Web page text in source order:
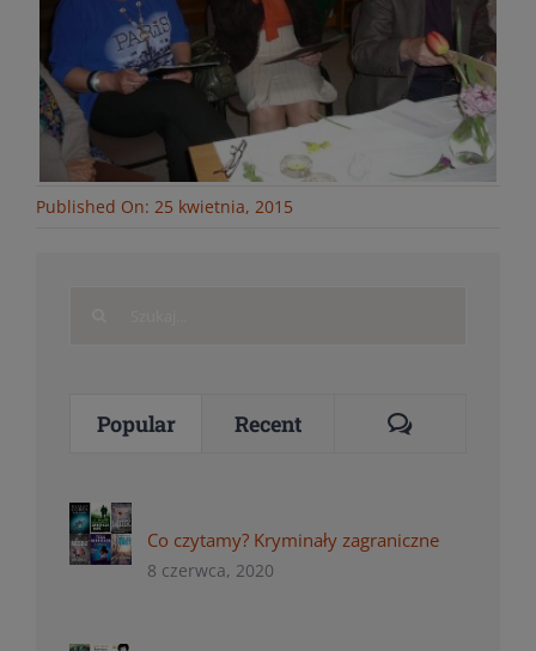
Published On: 25 kwietnia, 2015
Popular Recent Comments
Co czytamy? Kryminały zagraniczne
8 czerwca, 2020